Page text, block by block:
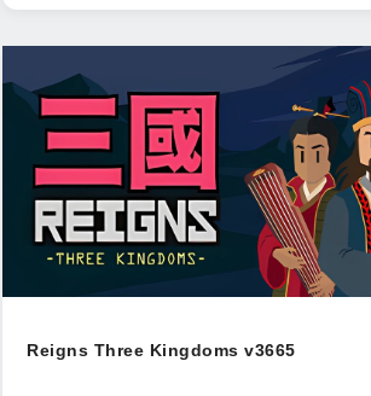
Reigns Three Kingdoms v3665